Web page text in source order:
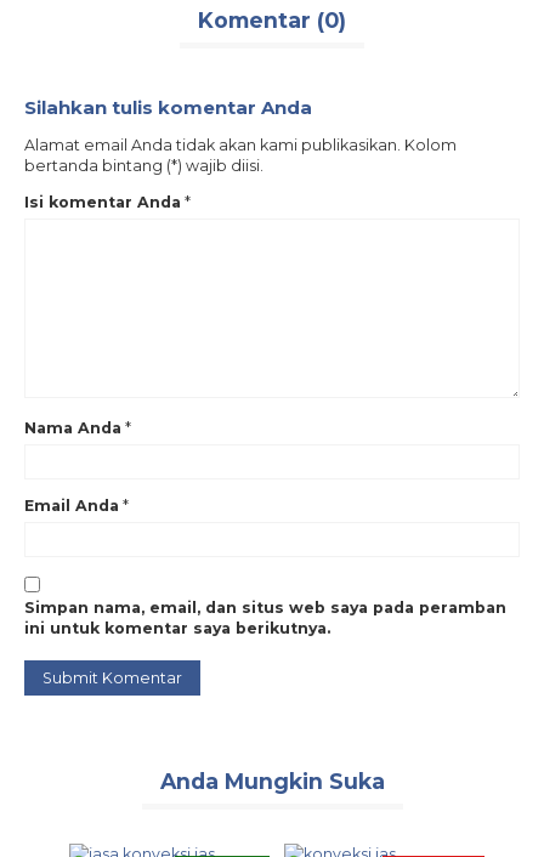
Komentar (0)
Silahkan tulis komentar Anda
Alamat email Anda tidak akan kami publikasikan. Kolom
bertanda bintang (*) wajib diisi.
Isi komentar Anda *
Nama Anda *
Email Anda *
Simpan nama, email, dan situs web saya pada peramban
ini untuk komentar saya berikutnya.
Anda Mungkin Suka